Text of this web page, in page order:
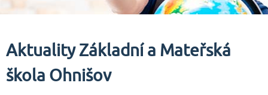
Aktuality Základní a Mateřská
škola Ohnišov